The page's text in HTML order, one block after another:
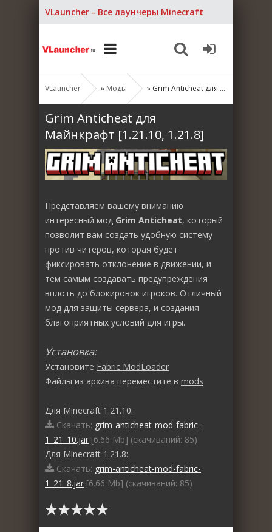
VLauncher - Все лаунчеры Minecraft
VLauncher » Моды » Grim Anticheat для Майнкрафт [1.21.10, 1.21.8]
Grim Anticheat для
Майнкрафт [1.21.10, 1.21.8]
Представляем вашему вниманию
интересный мод Grim Anticheat, который
позволит вам создать удобную систему
против читеров, которая будет
фиксировать отклонение в движении, и
тем самым создавать предупреждения
вплоть до блокировок игроков. Отличный
мод для защиты сервера, и создания
благоприятных условий для игры.
Установка:
Установите Fabric ModLoader
Файлы из архива переместите в mods
Для Minecraft 1.21.10:
Скачать: grim-anticheat-mod-fabric-
1_21_10.jar [6.66 Mb] (cкачиваний: 85)
Для Minecraft 1.21.8:
Скачать: grim-anticheat-mod-fabric-
1_21_8.jar [6.66 Mb] (cкачиваний: 85)